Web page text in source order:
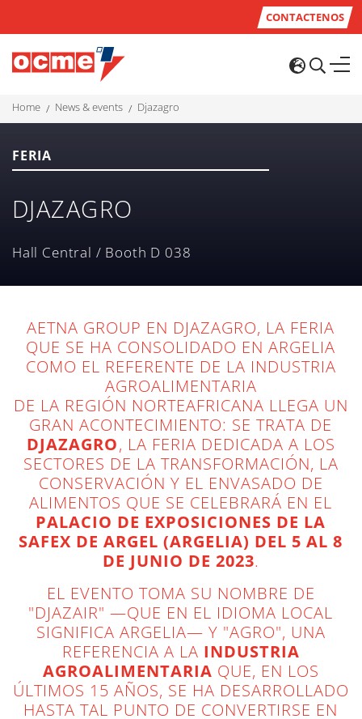
CONTACTENOS
home news & events djazagro
FERIA
DJAZAGRO
Hall Central / Booth D 038
AETNA GROUP EN DJAZAGRO, LA FERIA
QUE SE HA CONSOLIDADO EN ARGELIA
COMO EL REFERENTE DE LA INDUSTRIA
AGROALIMENTARIA
DE LA REGIÓN NORTEAFRICANA LLEGA UN
GRAN ACONTECIMIENTO: SE TRATA DE
DJAZAGRO, LA FERIA DEDICADA A LOS
SECTORES DE LA TRANSFORMACIÓN, LA
CONSERVACIÓN Y EL ENVASADO DE
ALIMENTOS QUE SE CELEBRARÁ EN EL
PALACIO DE EXPOSICIONES DE LA
SAFEX DE ARGEL (ARGELIA) DEL 5 AL 8
DE JUNIO DE 2023.
EL EVENTO TOMA SU NOMBRE DE
"DJAZAIR" —QUE EN EL IDIOMA LOCAL
SIGNIFICA ARGELIA— Y "AGRO", UNA
REFERENCIA A LA INDUSTRIA
AGROALIMENTARIA QUE, EN LOS
ÚLTIMOS 15 AÑOS, SE HA DESARROLLADO
HASTA TAL PUNTO DE CONVERTIRSE EN